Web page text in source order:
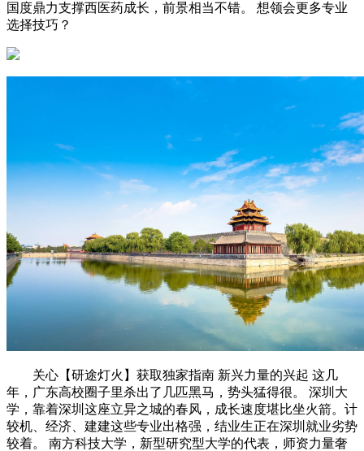
国度鼎力支撑西医药成长，前景相当不错。 想领会更多专业
选择技巧？
关心【研途灯火】获取独家指南 新兴力量的兴起 这几
年，广东高校圈子里杀出了几匹黑马，势头猛得很。 深圳大
学，靠着深圳这座立异之城的春风，成长速度堪比坐火箭。计
较机、经济、建建这些专业出格强，结业生正在深圳就业劣势
较着。 南方科技大学，新型研究型大学的代表，师资力量奢